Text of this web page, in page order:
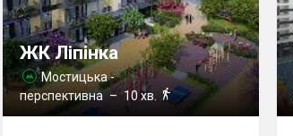
ЖК Ліпінка

Мостицька -
перспективна – 10 хв. 